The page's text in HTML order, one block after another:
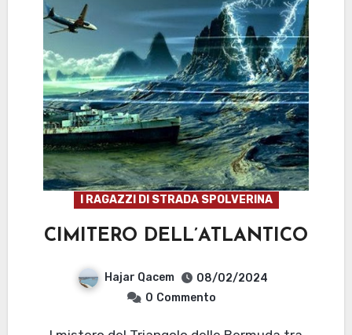
I RAGAZZI DI STRADA SPOLVERINA
CIMITERO DELL’ATLANTICO
Hajar Qacem
08/02/2024
0 Commento